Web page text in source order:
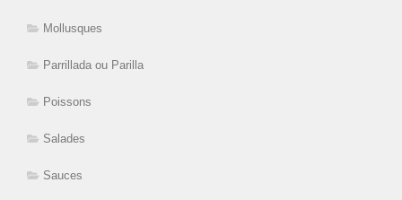
Mollusques
Parrillada ou Parilla
Poissons
Salades
Sauces